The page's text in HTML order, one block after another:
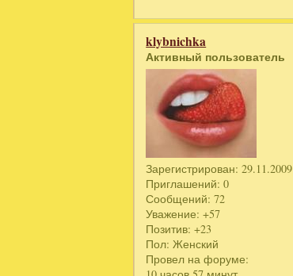
klybnichka
Активный пользователь
Зарегистрирован: 29.11.2009
Приглашений: 0
Сообщений: 72
Уважение: +57
Позитив: +23
Пол: Женский
Провел на форуме: